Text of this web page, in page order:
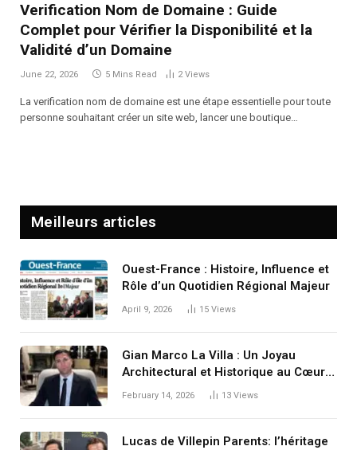
Verification Nom de Domaine : Guide
Complet pour Vérifier la Disponibilité et la
Validité d’un Domaine
June 22, 2026 5 Mins Read 2Views
La verification nom de domaine est une étape essentielle pour toute
personne souhaitant créer un site web, lancer une boutique…
Meilleurs articles
Ouest-France : Histoire, Influence et
Rôle d’un Quotidien Régional Majeur
April 9, 2026 15 Views
Gian Marco La Villa : Un Joyau
Architectural et Historique au Cœur
de l’Italie
February 14, 2026 13 Views
Lucas de Villepin Parents: l’héritage